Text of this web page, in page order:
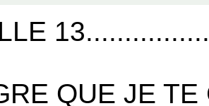
QUE JE